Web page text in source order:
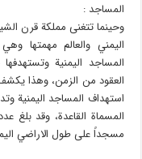
المساجد :
وحينما تتغنى مملكة قرن
اليمني والعالم مهمتها
المساجد اليمنية
العقود من الزمن، وهذا
استهداف المساجد اليمنية
مسجداً على طول الاراضي